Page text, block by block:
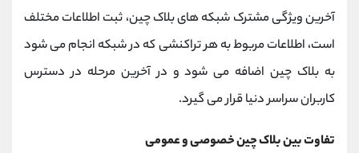
آخرین ویژگی مشترک شبکه های بلاک چین، ثبت اطلاعات مختلف
است، اطلاعات مربوط به هر تراکنشی که در شبکه انجام می شود
به بلاک چین اضافه می شود و در آخرین مرحله در دسترس
کاربران سراسر دنیا قرار می گیرد.
تفاوت بین بلاک چین خصوصی و عمومی